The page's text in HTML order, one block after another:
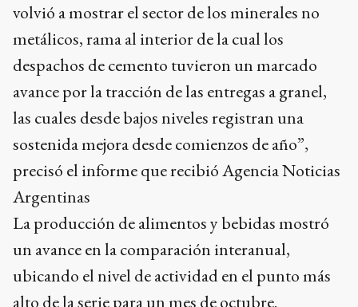
volvió a mostrar el sector de los minerales no
metálicos, rama al interior de la cual los
despachos de cemento tuvieron un marcado
avance por la tracción de las entregas a granel,
las cuales desde bajos niveles registran una
sostenida mejora desde comienzos de año”,
precisó el informe que recibió Agencia Noticias
Argentinas
La producción de alimentos y bebidas mostró
un avance en la comparación interanual,
ubicando el nivel de actividad en el punto más
alto de la serie para un mes de octubre.